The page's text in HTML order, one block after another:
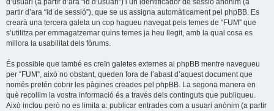
d’usuari (a partir d’ara “id d’usuari”) i un identificador de sessió anònim (a
partir d’ara “id de sessió”), que se us assigna automàticament pel phpBB. Es
crearà una tercera galeta un cop hagueu navegat pels temes de “FUM” que
s’utilitza per emmagatzemar quins temes ja heu llegit, amb la qual cosa es
millora la usabilitat dels fòrums.
És possible que també es creïn galetes externes al phpBB mentre navegueu
per “FUM”, això no obstant, queden fora de l’abast d’aquest document que
només pretén cobrir les pàgines creades pel phpBB. La segona manera en
què recollim la vostra informació és a través dels continguts que publiqueu.
Això inclou però no es limita a: publicar entrades com a usuari anònim (a partir